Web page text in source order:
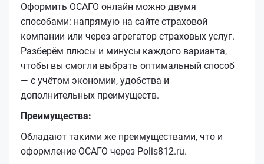
Оформить ОСАГО онлайн можно двумя
способами: напрямую на сайте страховой
компании или через агрегатор страховых услуг.
Разберём плюсы и минусы каждого варианта,
чтобы вы смогли выбрать оптимальный способ
— с учётом экономии, удобства и
дополнительных преимуществ.
Преимущества:
Обладают такими же преимуществами, что и
оформление ОСАГО через Polis812.ru.